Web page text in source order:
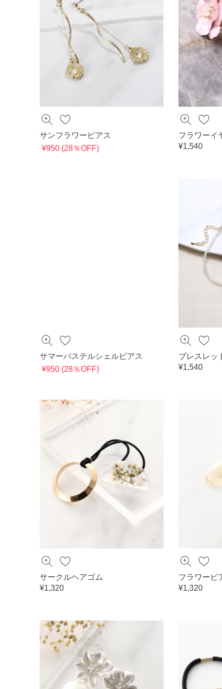
サンフラワーピアス
¥950 (28％OFF)
フラワーイ
¥1,540
サマーパステルシェルピアス
¥950 (28％OFF)
ブレスレッ
¥1,540
サークルヘアゴム
¥1,320
フラワーピ
¥1,320